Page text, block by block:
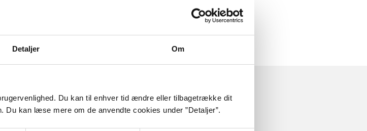
Detaljer Om
Du kan til enhver tid ændre eller tilbagetrække dit
Du kan læse mere om de anvendte cookies under ”Detaljer”.